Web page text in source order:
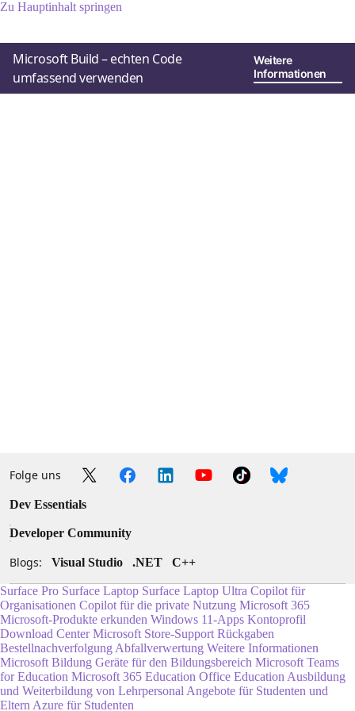
Zu Hauptinhalt springen
Microsoft Build – echten Code
umfassend verwenden
Weitere
Informationen
Folge uns
Dev Essentials
Developer Community
Blogs: Visual Studio .NET C++
Surface Pro Surface Laptop Surface Laptop Ultra Copilot für
Organisationen Copilot für die private Nutzung Microsoft 365
Microsoft-Produkte erkunden Windows 11-Apps Kontoprofil
Download Center Microsoft Store-Support Rückgaben
Bestellnachverfolgung Abfallverwertung Weitere Informationen
Microsoft Bildung Geräte für den Bildungsbereich Microsoft Teams
for Education Microsoft 365 Education Office Education Ausbildung
und Weiterbildung von Lehrpersonal Angebote für Studenten und
Eltern Azure für Studenten